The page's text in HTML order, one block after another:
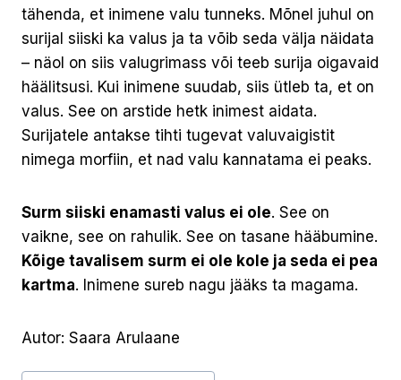
tähenda, et inimene valu tunneks. Mõnel juhul on
surijal siiski ka valus ja ta võib seda välja näidata
– näol on siis valugrimass või teeb surija oigavaid
häälitsusi. Kui inimene suudab, siis ütleb ta, et on
valus. See on arstide hetk inimest aidata.
Surijatele antakse tihti tugevat valuvaigistit
nimega morfiin, et nad valu kannatama ei peaks.
Surm siiski enamasti valus ei ole. See on
vaikne, see on rahulik. See on tasane hääbumine.
Kõige tavalisem surm ei ole kole ja seda ei pea
kartma. Inimene sureb nagu jääks ta magama.
Autor: Saara Arulaane
Post